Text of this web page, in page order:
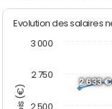
Evolution des salaires
2 633 €
2 500
2 750
3 000